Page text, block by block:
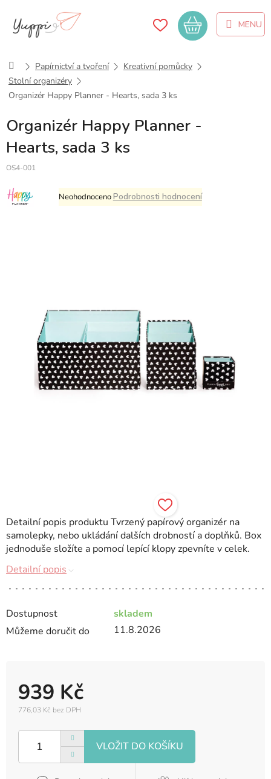
obsah
Nákupní
košík
DomůPapírnictví a tvoření
Kreativní pomůcky
Stolní organizéry
Organizér Happy Planner - Hearts, sada 3 ks
Organizér Happy Planner -
Hearts, sada 3 ks
OS4-001
Průměrné
hodnocení
NeohodnocenoPodrobnosti hodnocení
Dostupnost
skladem
Můžeme doručit do
11.8.2026
939 Kč
776,03 Kč bez DPH
cena:
Detailní popis produktu Tvrzený papírový organizér na
samolepky, nebo ukládání dalších drobností a doplňků. Box
jednoduše složíte a pomocí lepící klopy zpevníte v celek.
Detailní popis